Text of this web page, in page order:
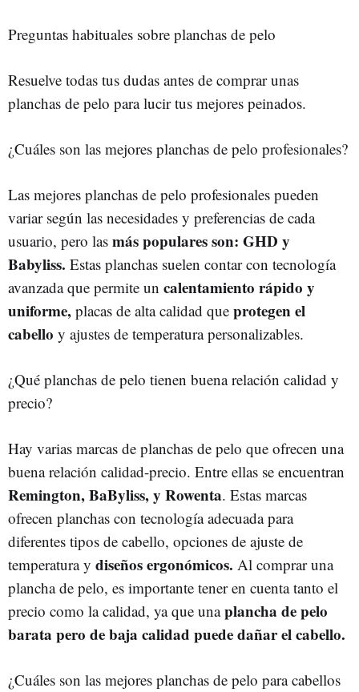
Preguntas habituales sobre planchas de pelo
Resuelve todas tus dudas antes de comprar unas
planchas de pelo para lucir tus mejores peinados.
¿Cuáles son las mejores planchas de pelo profesionales?
Las mejores planchas de pelo profesionales pueden
variar según las necesidades y preferencias de cada
usuario, pero las más populares son: GHD y
Babyliss. Estas planchas suelen contar con tecnología
avanzada que permite un calentamiento rápido y
uniforme, placas de alta calidad que protegen el
cabello y ajustes de temperatura personalizables.
¿Qué planchas de pelo tienen buena relación calidad y
precio?
Hay varias marcas de planchas de pelo que ofrecen una
buena relación calidad-precio. Entre ellas se encuentran
Remington, BaByliss, y Rowenta. Estas marcas
ofrecen planchas con tecnología adecuada para
diferentes tipos de cabello, opciones de ajuste de
temperatura y diseños ergonómicos. Al comprar una
plancha de pelo, es importante tener en cuenta tanto el
precio como la calidad, ya que unaplancha de pelo
barata pero de baja calidad puede dañar el cabello.
¿Cuáles son las mejores planchas de pelo para cabellos